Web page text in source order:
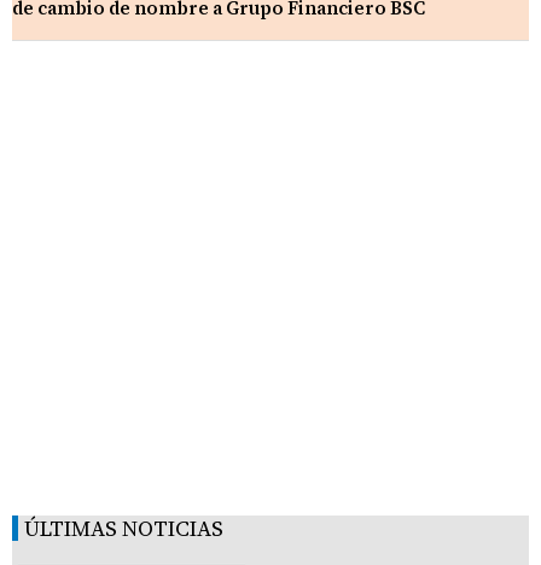
de cambio de nombre a Grupo Financiero BSC
ÚLTIMAS NOTICIAS